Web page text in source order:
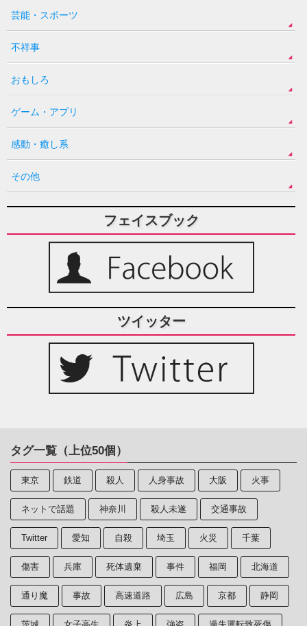
芸能・スポーツ
不祥事
おもしろ
ゲーム・アプリ
感動・癒し系
その他
フェイスブック
ツイッター
タグ一覧（上位50個）
東京 鉄道 殺人 人身事故 大阪 火事
ネットで話題 神奈川 殺人未遂 交通事故
Twitter 愛知 自殺 埼玉 火災 千葉
傷害 兵庫 死体遺棄 事件 福岡 北海道
通り魔 事故 高速道路 広島 京都 静岡
茨城 女子高生 炎上 強盗 過失運転致死傷